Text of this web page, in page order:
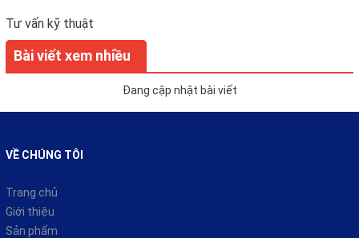
Tư vấn kỹ thuật
Bài viết xem nhiều
Đang cập nhật bài viết
VỀ CHÚNG TÔI
Trang chủ
Giới thiệu
Sản phẩm